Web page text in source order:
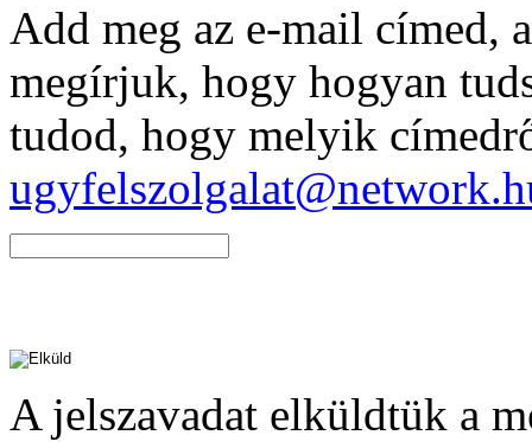
Add meg az e-mail címed,
megírjuk, hogy hogyan
tudod, hogy melyik
A jelszavadat elküldtük a